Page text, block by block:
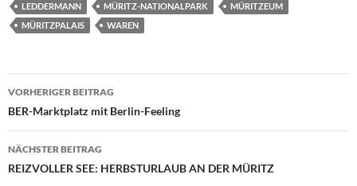
LEDDERMANN MÜRITZ-NATIONALPARK
MÜRITZEUM
MÜRITZPALAIS
WAREN
Beitragsnavigation
VORHERIGER BEITRAG
BER-Marktplatz mit Berlin-Feeling
NÄCHSTER BEITRAG
REIZVOLLER SEE: HERBSTURLAUB AN DER MÜRITZ